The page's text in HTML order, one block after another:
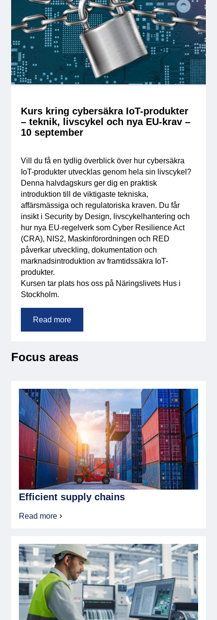
Kurs kring cybersäkra IoT-produkter
– teknik, livscykel och nya EU-krav –
10 september
Vill du få en tydlig överblick över hur cybersäkra
IoT-produkter utvecklas genom hela sin livscykel?
Denna halvdagskurs ger dig en praktisk
introduktion till de viktigaste tekniska,
affärsmässiga och regulatoriska kraven. Du får
insikt i Security by Design, livscykelhantering och
hur nya EU-regelverk som Cyber Resilience Act
(CRA), NIS2, Maskinförordningen och RED
påverkar utveckling, dokumentation och
marknadsintroduktion av framtidssäkra IoT-
produkter.
Kursen tar plats hos oss på Näringslivets Hus i
Stockholm.
Read more
Focus areas
Efficient supply chains
Read more
about
chains